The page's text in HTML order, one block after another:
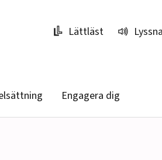
Lättläst Lyssna
Engagera dig